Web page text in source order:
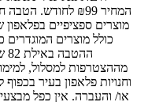
כולל מוצרים המוגדרים
מההצטרפות למסלול,
וחנויות פלאפון בעיר
או/ והעברה. אין כפל